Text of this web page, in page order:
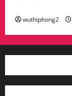
wuthiphong2